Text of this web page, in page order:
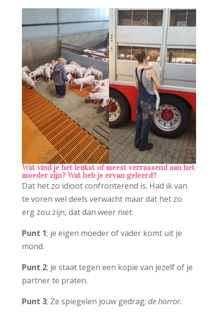
Wat vind je het leukst of meest verrassend aan het
moeder zijn? Wat heb je ervan geleerd?
Dat het zo idioot confronterend is. Had ik van
te voren wel deels verwacht maar dat het zo
erg zou zijn, dat dan weer niet.
Punt 1; je eigen moeder of vader komt uit je
mond.
Punt 2; je staat tegen een kopie van jezelf of je
partner te praten.
Punt 3; Ze spiegelen jouw gedrag; de horror.